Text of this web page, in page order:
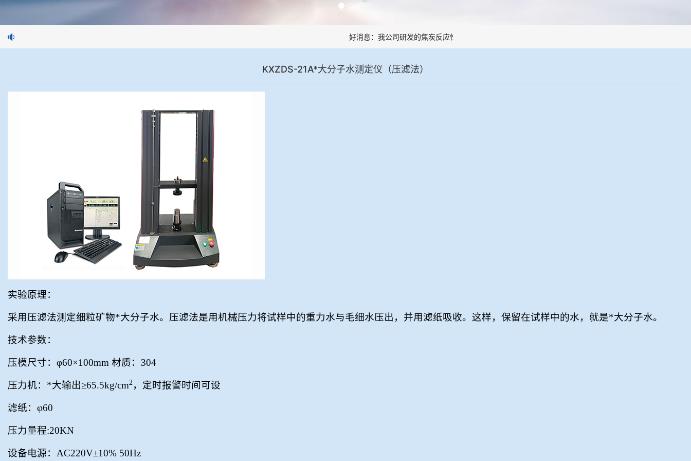
好消息：我公司研发的焦炭反应性制样系统，全部制样过程机械化操作，没有人为误差，焦球形状与人工制
KXZDS-21A*大分子水测定仪（压滤法）
实验原理：
采用压滤法测定细粒矿物*大分子水。压滤法是用机械压力将试样中的重力水与毛细水压出，并用滤纸吸收。这样，保留在试样中的水，就是*大分子水。
技术参数：
压模尺寸：φ60×100mm 材质： 304
压力机：*大输出≥65.5kg/cm2 ，定时报警时间可设
滤纸：φ60
压力量程:20KN
设备电源： AC220V±10% 50Hz